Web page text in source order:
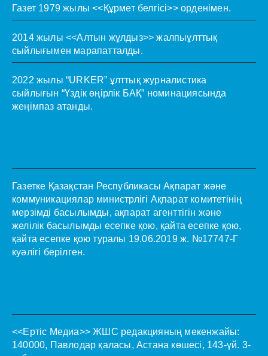
Газет 1979 жылы <<Құрмет белгісі>> орденімен.
2014 жылы <<Алтын жұлдыз>> жалпыұлттық
сыйлығымен марапатталды.
2022 жылы “URKER” ұлттық журналистика
сыйлығын “Үздік өңірлік БАҚ” номинациясында
жеңімпаз атанды.
Газетке Қазақстан Республикасы Ақпарат және
коммуникациялар министрлігі Ақпарат комитетінің
мерзімді басылымды, ақпарат агенттігін және
желілік басылымды есепке қою, қайта есепке қою,
қайта есепке қою туралы 19.06.2019 ж. №17747-Г
куәлігі берілген.
<<Ертіс Медиа>> ЖШС редакцияның мекенжайы:
140000, Павлодар қаласы, Астана көшесі, 143-үй. 3-